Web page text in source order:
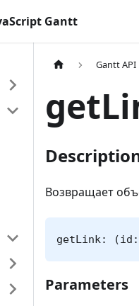
Gantt
Gantt API
Возвращает
getLink: (id:
Parameters